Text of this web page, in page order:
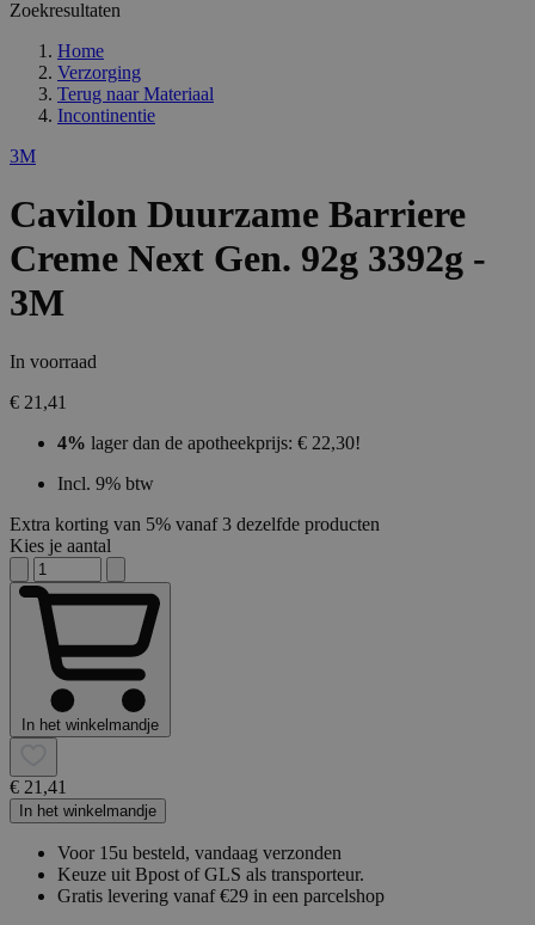
Zoekresultaten
Home
Verzorging
Terug naar Materiaal
Incontinentie
3M
Cavilon Duurzame Barriere
Creme Next Gen. 92g 3392g -
3M
In voorraad
€ 21,41
4% lager dan de apotheekprijs: € 22,30!
Incl. 9% btw
Extra korting van 5% vanaf 3 dezelfde producten
Kies je aantal
In het winkelmandje
€ 21,41
In het winkelmandje
Voor 15u besteld, vandaag verzonden
Keuze uit Bpost of GLS als transporteur.
Gratis levering vanaf €29 in een parcelshop